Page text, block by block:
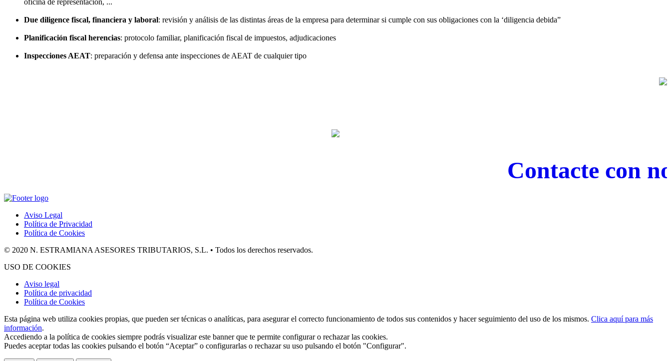
Due diligence fiscal, financiera y laboral: revisión y análisis de las distintas áreas de la empresa para determinar si cumple con sus obligaciones con la ‘diligencia debida”
Planificación fiscal herencias: protocolo familiar, planificación fiscal de impuestos, adjudicaciones
Inspecciones AEAT: preparación y defensa ante inspecciones de AEAT de cualquier tipo
Contacte con
Aviso Legal
Política de Privacidad
Política de Cookies
© 2020 N. ESTRAMIANA ASESORES TRIBUTARIOS, S.L. • Todos los derechos reservados.
USO DE COOKIES
Aviso legal
Política de privacidad
Política de Cookies
Esta página web utiliza cookies propias, que pueden ser técnicas o analíticas, para asegurar el correcto funcionamiento de todos sus contenidos y hacer seguimiento del uso de los mismos. Clica aquí para más
información.
Accediendo a la política de cookies siempre podrás visualizar este banner que te permite configurar o rechazar las cookies.
Puedes aceptar todas las cookies pulsando el botón “Aceptar” o configurarlas o rechazar su uso pulsando el botón "Configurar".